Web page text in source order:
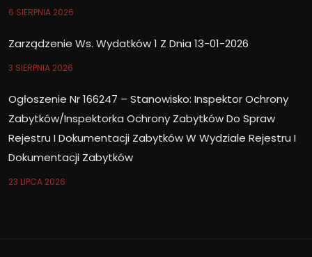
6 SIERPNIA 2026
Zarządzenie Ws. Wydatków 1 Z Dnia 13-01-2026
3 SIERPNIA 2026
Ogłoszenie Nr 166247 – Stanowisko: Inspektor Ochrony
Zabytków/Inspektorka Ochrony Zabytków Do Spraw
Rejestru I Dokumentacji Zabytków W Wydziale Rejestru I
Dokumentacji Zabytków
23 LIPCA 2026